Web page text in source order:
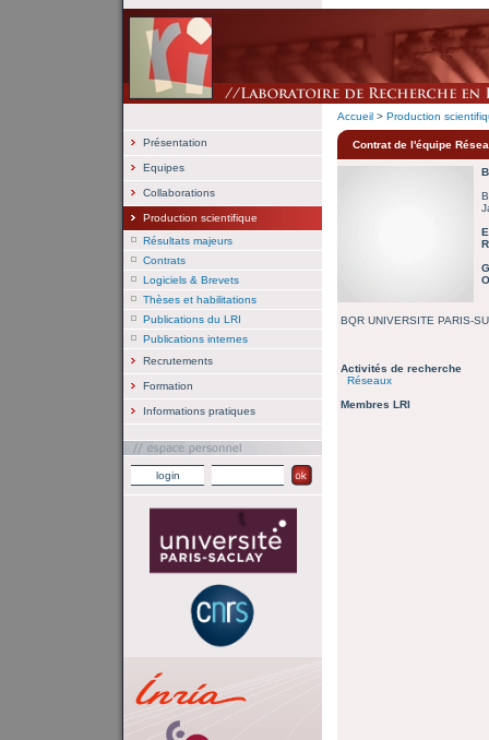
Accueil > Production
Présentation
Equipes
Collaborations
Production scientifique
Résultats majeurs
Contrats
Logiciels & Brevets
Thèses et habilitations
Publications du LRI
Publications internes
Recrutements
Formation
Informations pratiques
Contrat de l'équipe
BQR UNIVERSITE PARIS-
Activités de recherche
Réseaux
Membres LRI